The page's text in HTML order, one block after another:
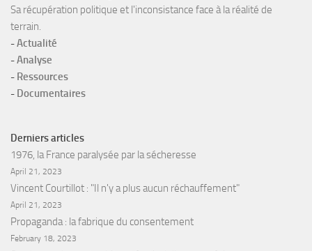
Sa récupération politique et l'inconsistance face à la réalité de
terrain.
-Actualité
-Analyse
- Ressources
- Documentaires
Derniers articles
1976, la France paralysée par la sécheresse
April 21, 2023
Vincent Courtillot : "Il n'y a plus aucun réchauffement"
April 21, 2023
Propaganda : la fabrique du consentement
February 18, 2023